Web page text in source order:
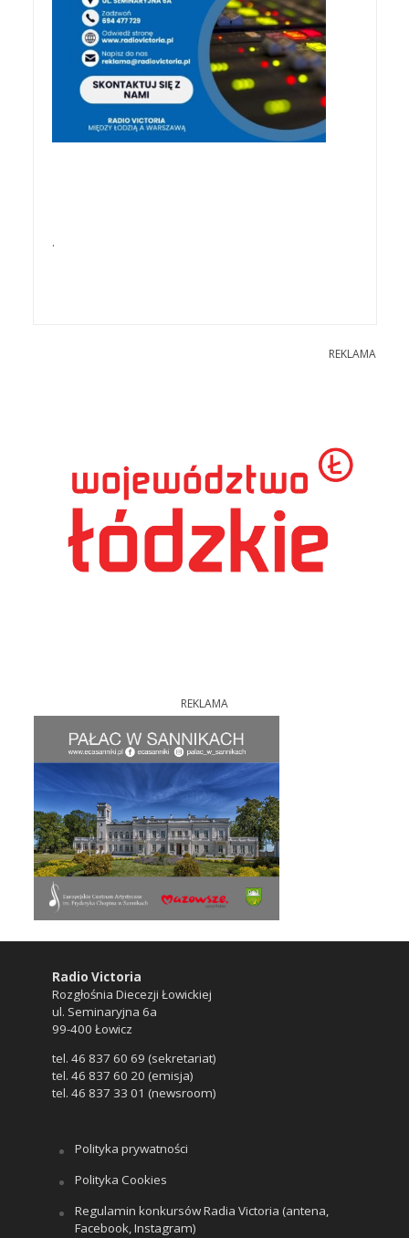
.
REKLAMA
REKLAMA
Radio Victoria
Rozgłośnia Diecezji Łowickiej
ul. Seminaryjna 6a
99-400 Łowicz
tel. 46 837 60 69 (sekretariat)
tel. 46 837 60 20 (emisja)
tel. 46 837 33 01 (newsroom)
Polityka prywatności
Polityka Cookies
Regulamin konkursów Radia Victoria (antena,
Facebook, Instagram)